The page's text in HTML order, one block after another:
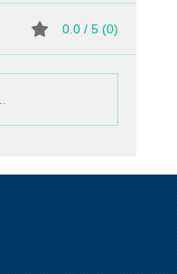
0.0 / 5 (0)